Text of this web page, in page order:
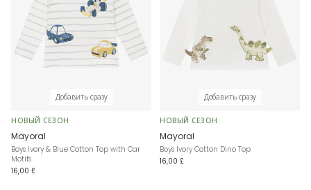
Добавить сразу
НОВЫЙ СЕЗОН
Mayoral
Boys Ivory & Blue Cotton Top with Car
Motifs
16,00 £
Добавить сразу
НОВЫЙ СЕЗОН
Mayoral
Boys Ivory Cotton Dino Top
16,00 £